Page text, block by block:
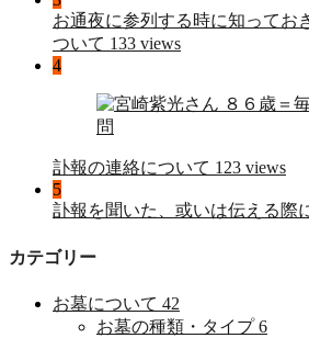
お通夜に参列する時に知ってお
ついて 133 views
4
訃報の連絡について 123 views
5
訃報を聞いた、或いは伝える際
カテゴリー
お墓について 42
お墓の種類・タイプ6